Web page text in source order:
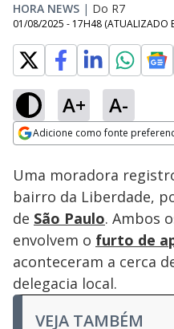
HORA NEWS | Do R7
01/08/2025 - 17H48 (ATUALIZADO
A+ A-
Adicione como fonte
Ativar
Uma moradora
bairro da Liberdade,
de São Paulo. Ambos
envolvem o furto de
aconteceram a cerca
delegacia local.
VEJA TAMBÉM